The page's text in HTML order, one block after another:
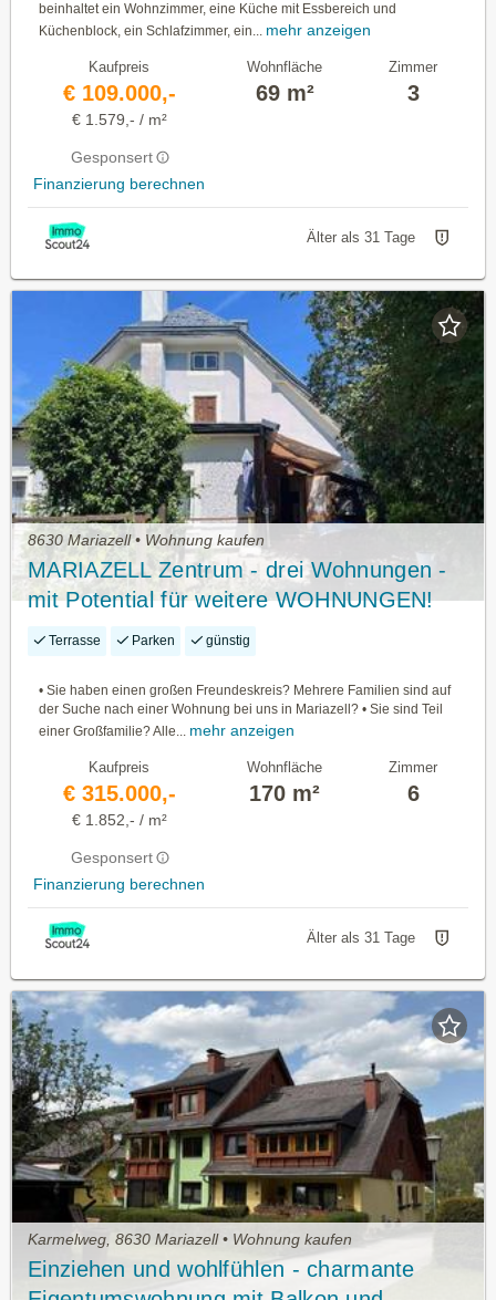
beinhaltet ein Wohnzimmer, eine Küche mit Essbereich und
Küchenblock, ein Schlafzimmer, ein... mehr anzeigen
Kaufpreis
€ 109.000,-
€ 1.579,- / m²
Gesponsert
Finanzierung berechnen
Wohnfläche
69 m²
Zimmer
3
Älter als 31 Tage
8630 Mariazell • Wohnung kaufen
MARIAZELL Zentrum - drei Wohnungen -
mit Potential für weitere WOHNUNGEN!
Terrasse Parken günstig
• Sie haben einen großen Freundeskreis? Mehrere Familien sind auf
der Suche nach einer Wohnung bei uns in Mariazell? • Sie sind Teil
einer Großfamilie? Alle...
mehr anzeigen
Kaufpreis
€ 315.000,-
€ 1.852,- / m²
Gesponsert
Finanzierung berechnen
Wohnfläche
170 m²
Zimmer
6
Älter als 31 Tage
Karmelweg, 8630 Mariazell • Wohnung kaufen
Einziehen und wohlfühlen - charmante